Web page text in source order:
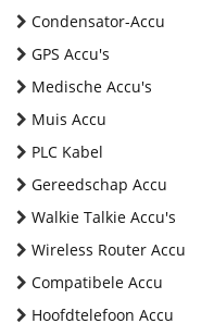
Condensator-Accu
GPS Accu's
Medische Accu's
Muis Accu
PLC Kabel
Gereedschap Accu
Walkie Talkie Accu's
Wireless Router Accu
Compatibele Accu
Hoofdtelefoon Accu